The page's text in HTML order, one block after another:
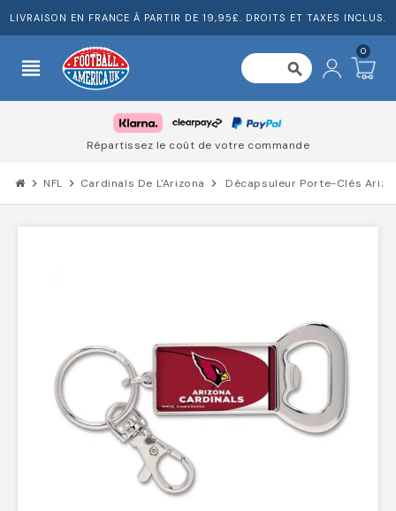
LIVRAISON EN FRANCE À PARTIR DE 19,95£. DROITS ET TAXES INCLUS.
view_headline search
0
Répartissez le coût de votre commande
chevron_right NFL chevron_right Cardinals De L'Arizona chevron_right Décapsuleur Porte-Clés